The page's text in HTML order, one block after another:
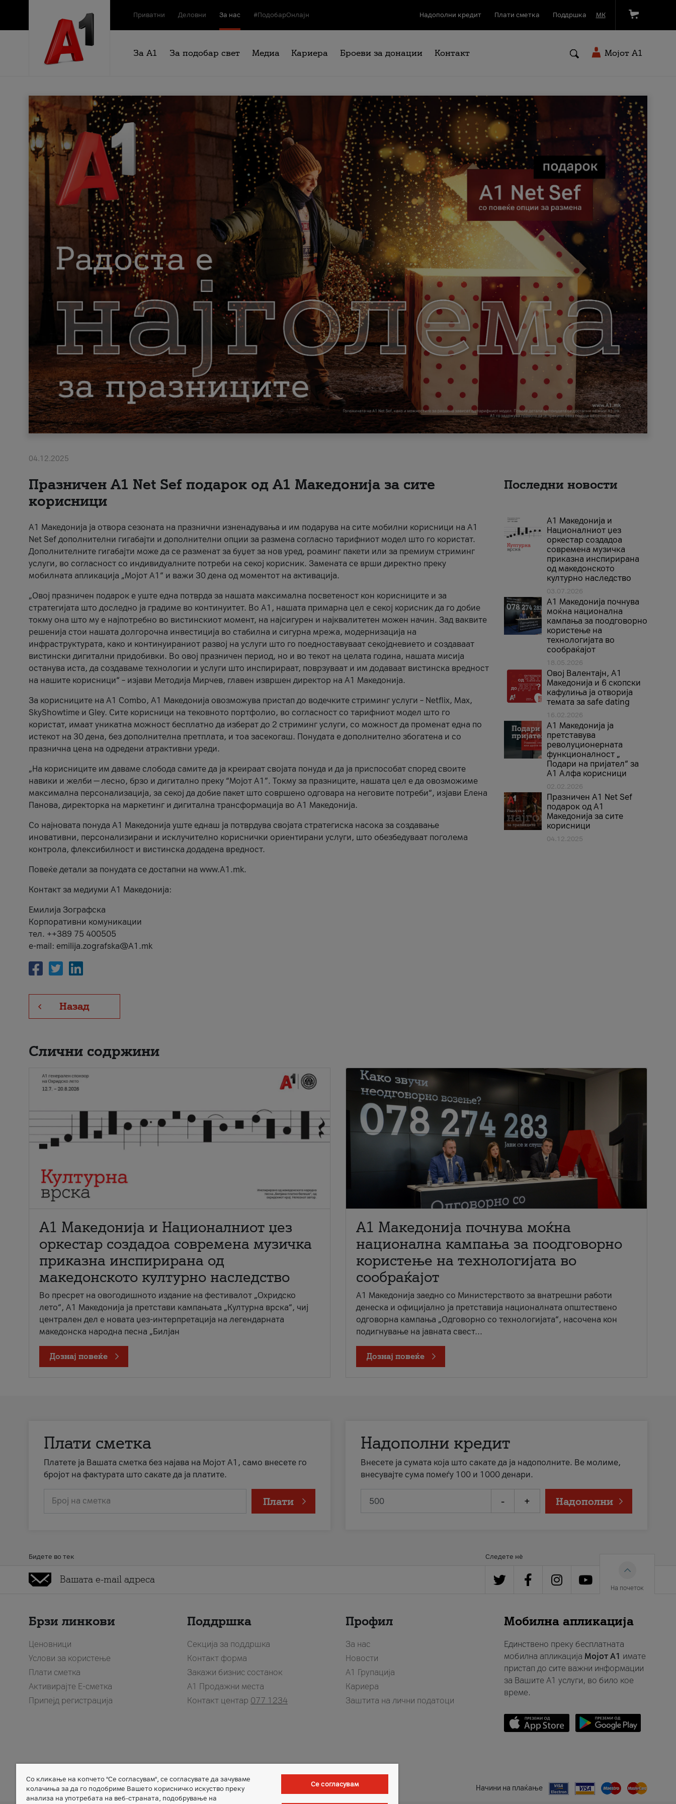
Приватни Деловни За нас #ПодобарОнлајн Надополни кредит Плати сметка Поддршка МК
За А1 За подобар свет Медиа Кариера Броеви за донации Контакт Мојот A1
04.12.2025
Празничен A1 Net Sеf подарок од А1 Македонија за сите
корисници
А1 Македонија ја отвора сезоната на празнични изненадувања и им подарува на сите мобилни корисници на A1
Net Sef дополнителни гигабајти и дополнителни опции за размена согласно тарифниот модел што го користат.
Дополнителните гигабајти може да се разменат за буџет за нов уред, роаминг пакети или за премиум стриминг
услуги, во согласност со индивидуалните потреби на секој корисник. Замената се врши директно преку
мобилната апликација „Мојот А1“ и важи 30 дена од моментот на активација.
„Овој празничен подарок е уште една потврда за нашата максимална посветеност кон корисниците и за
стратегијата што доследно ја градиме во континуитет. Во А1, нашата примарна цел е секој корисник да го добие
токму она што му е најпотребно во вистинскиот момент, на најсигурен и најквалитетен можен начин. Зад ваквите
решенија стои нашата долгорочна инвестиција во стабилна и сигурна мрежа, модернизација на
инфраструктурата, како и континуираниот развој на услуги што го поедноставуваат секојдневието и создаваат
вистински дигитални придобивки. Во овој празничен период, но и во текот на целата година, нашата мисија
останува иста, да создаваме технологии и услуги што инспирираат, поврзуваат и им додаваат вистинска вредност
на нашите корисници“ – изјави Методија Мирчев, главен извршен директор на А1 Македонија.
За корисниците на A1 Combo, А1 Македонија овозможува пристап до водечките стриминг услуги – Netflix, Max,
SkyShowtime и Gley. Сите корисници на тековното портфолио, во согласност со тарифниот модел што го
користат, имаат уникатна можност бесплатно да изберат до 2 стриминг услуги, со можност да променат една по
истекот на 30 дена, без дополнителна претплата, и тоа засекогаш. Понудата е дополнително збогатена и со
празнична цена на одредени атрактивни уреди.
„На корисниците им даваме слобода самите да ја креираат својата понуда и да ја приспособат според своите
навики и желби — лесно, брзо и дигитално преку “Мојот А1”. Токму за празниците, нашата цел е да овозможиме
максимална персонализација, за секој да добие пакет што совршено одговара на неговите потреби“, изјави Елена
Панова, директорка на маркетинг и дигитална трансформација во А1 Македонија.
Со најновата понуда А1 Македонија уште еднаш ја потврдува својата стратегиска насока за создавање
иновативни, персонализирани и исклучително кориснички ориентирани услуги, што обезбедуваат поголема
контрола, флексибилност и вистинска додадена вредност.
Повеќе детали за понудата се достапни на www.А1.mk.
Контакт за медиуми А1 Македонија:
Емилија Зографска
Корпоративни комуникации
тел. ++389 75 400505
e-mail: emilija.zografska@A1.mk
Назад
Последни новости
А1 Македонија и
Националниот џез
оркестар создадоа
современа музичка
приказна инспирирана
од македонското
културно наследство
03.07.2026
A1 Македонија почнува
моќна национална
кампања за поодговорно
користење на
технологијата во
сообраќајот
18.05.2026
Овој Валентајн, A1
Македонија и 6 скопски
кафулиња ја отворија
темата за safe dating
16.02.2026
А1 Македонија ја
претставува
револуционерната
функционалност „
Подари на пријател“ за
А1 Алфа корисници
02.02.2026
Празничен A1 Net Sеf
подарок од А1
Македонија за сите
корисници
04.12.2025
Слични содржини
А1 Македонија и Националниот џез
оркестар создадоа современа музичка
приказна инспирирана од
македонското културно наследство
Во пресрет на овогодишното издание на фестивалот „Охридско
лето“, А1 Македонија ја претстави кампањата „Културна врска“, чиј
централен дел е новата џез-интерпретација на легендарната
македонска народна песна „Билјан
Дознај повеќе
A1 Македонија почнува моќна
национална кампања за поодговорно
користење на технологијата во
сообраќајот
A1 Македонија заедно со Министерството за внатрешни работи
денеска и официјално ја претставија националната општествено
одговорна кампања „Одговорно со технологијата“, насочена кон
подигнување на јавната свест...
Дознај повеќе
Плати сметка
Платете ја Вашата сметка без најава на Мојот А1, само внесете го
бројот на фактурата што сакате да ја платите.
Број на сметка Плати
Надополни кредит
Внесете ја сумата која што сакате да ја надополните. Ве молиме,
внесувајте сума помеѓу 100 и 1000 денари.
- + Надополни
Бидете во тек Следете нè
На почеток
Брзи линкови
Ценовници
Услови за користење
Плати сметка
Активирајте Е-сметка
Припејд регистрација
Поддршка
Секција за поддршка
Контакт форма
Закажи бизнис состанок
A1 Продажни места
Контакт центар 077 1234
Профил
За нас
Новости
А1 Групација
Кариера
Заштита на лични податоци
Мобилна апликација
Единствено преку бесплатната
мобилна апликација Мојот A1 имате
пристап до сите важни информации
за Вашите A1 услуги, во било кое
време.
Member of Начини на плаќање
Со кликање на копчето "Се согласувам", се согласувате да зачуваме
колачиња за да го подобриме Вашето корисничко искуство преку
анализа на употребата на веб-страната, подобрување на
Се согласувам